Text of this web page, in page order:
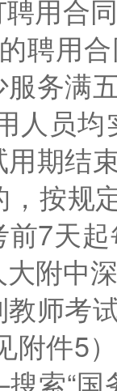
聘用合
聘用
务满
人员
期结
，按规
前7天
附中
师考
附件5
索“国